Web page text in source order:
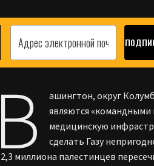
В ашингтон, округ
являются
медицинскую
сделать Газу
2,3 миллиона палестинцев